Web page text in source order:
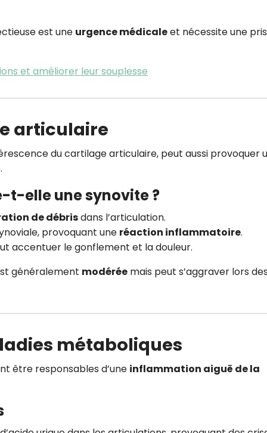
est une urgence médicaleet nécessite une
et améliorer leur souplesse
articulaire
du cartilage articulaire, peut aussi provoquer
t-elle une synovite ?
de débrisdans l’articulation.
provoquant une réaction inflammatoire.
accentuer le gonflement et la douleur.
généralement modérée mais peut s’aggraver lors
métaboliques
être responsables d’une inflammation aiguë de la